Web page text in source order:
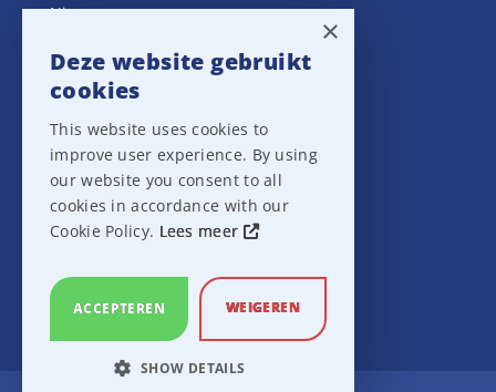
Nieuws
Training Events
Privacy verklaring
Disclaimer
×
Deze website gebruikt
cookies
This website uses cookies to
improve user experience. By using
our website you consent to all
cookies in accordance with our
Cookie Policy. Lees meer
ACCEPTEREN WEIGEREN
SHOW DETAILS